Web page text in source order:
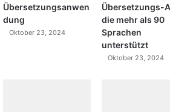
Übersetzungsanwen
dung
Oktober 23, 2024
Übersetzungs-
die mehr als 90
Sprachen
unterstützt
Oktober 23, 2024